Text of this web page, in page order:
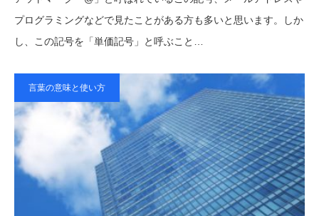
プログラミングなどで見たことがある方も多いと思います。しか
し、この記号を「単価記号」と呼ぶこと…
言葉の意味と使い方